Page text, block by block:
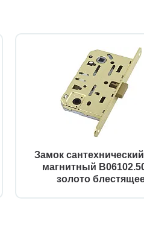
Замок
магнитный
золото